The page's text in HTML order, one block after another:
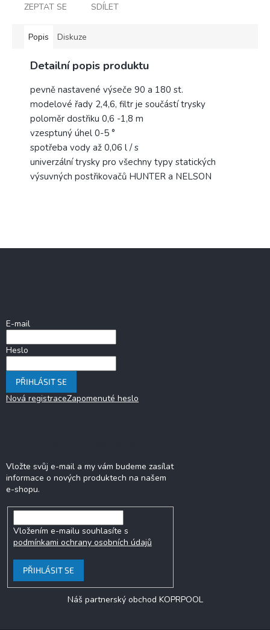
ZEPTAT SE SDÍLET
Popis Diskuze
Detailní popis produktu
pevně nastavené výseče 90 a 180 st.
modelové řady 2,4,6, filtr je součástí trysky
poloměr dostřiku 0,6 -1,8 m
vzesptuný úhel 0-5 °
spotřeba vody až 0,06 l / s
univerzální trysky pro všechny typy statických
výsuvných postřikovačů HUNTER a NELSON
E-mail
Heslo
PŘIHLÁSIT SE
Nová registraceZapomenuté heslo
Vložte svůj e-mail a my vám budeme zasílat
informace o nových produktech na našem
e-shopu.
Vložením e-mailu souhlasíte s
podmínkami ochrany osobních údajů
PŘIHLÁSIT SE
Náš partnerský obchod KOPRPOOL